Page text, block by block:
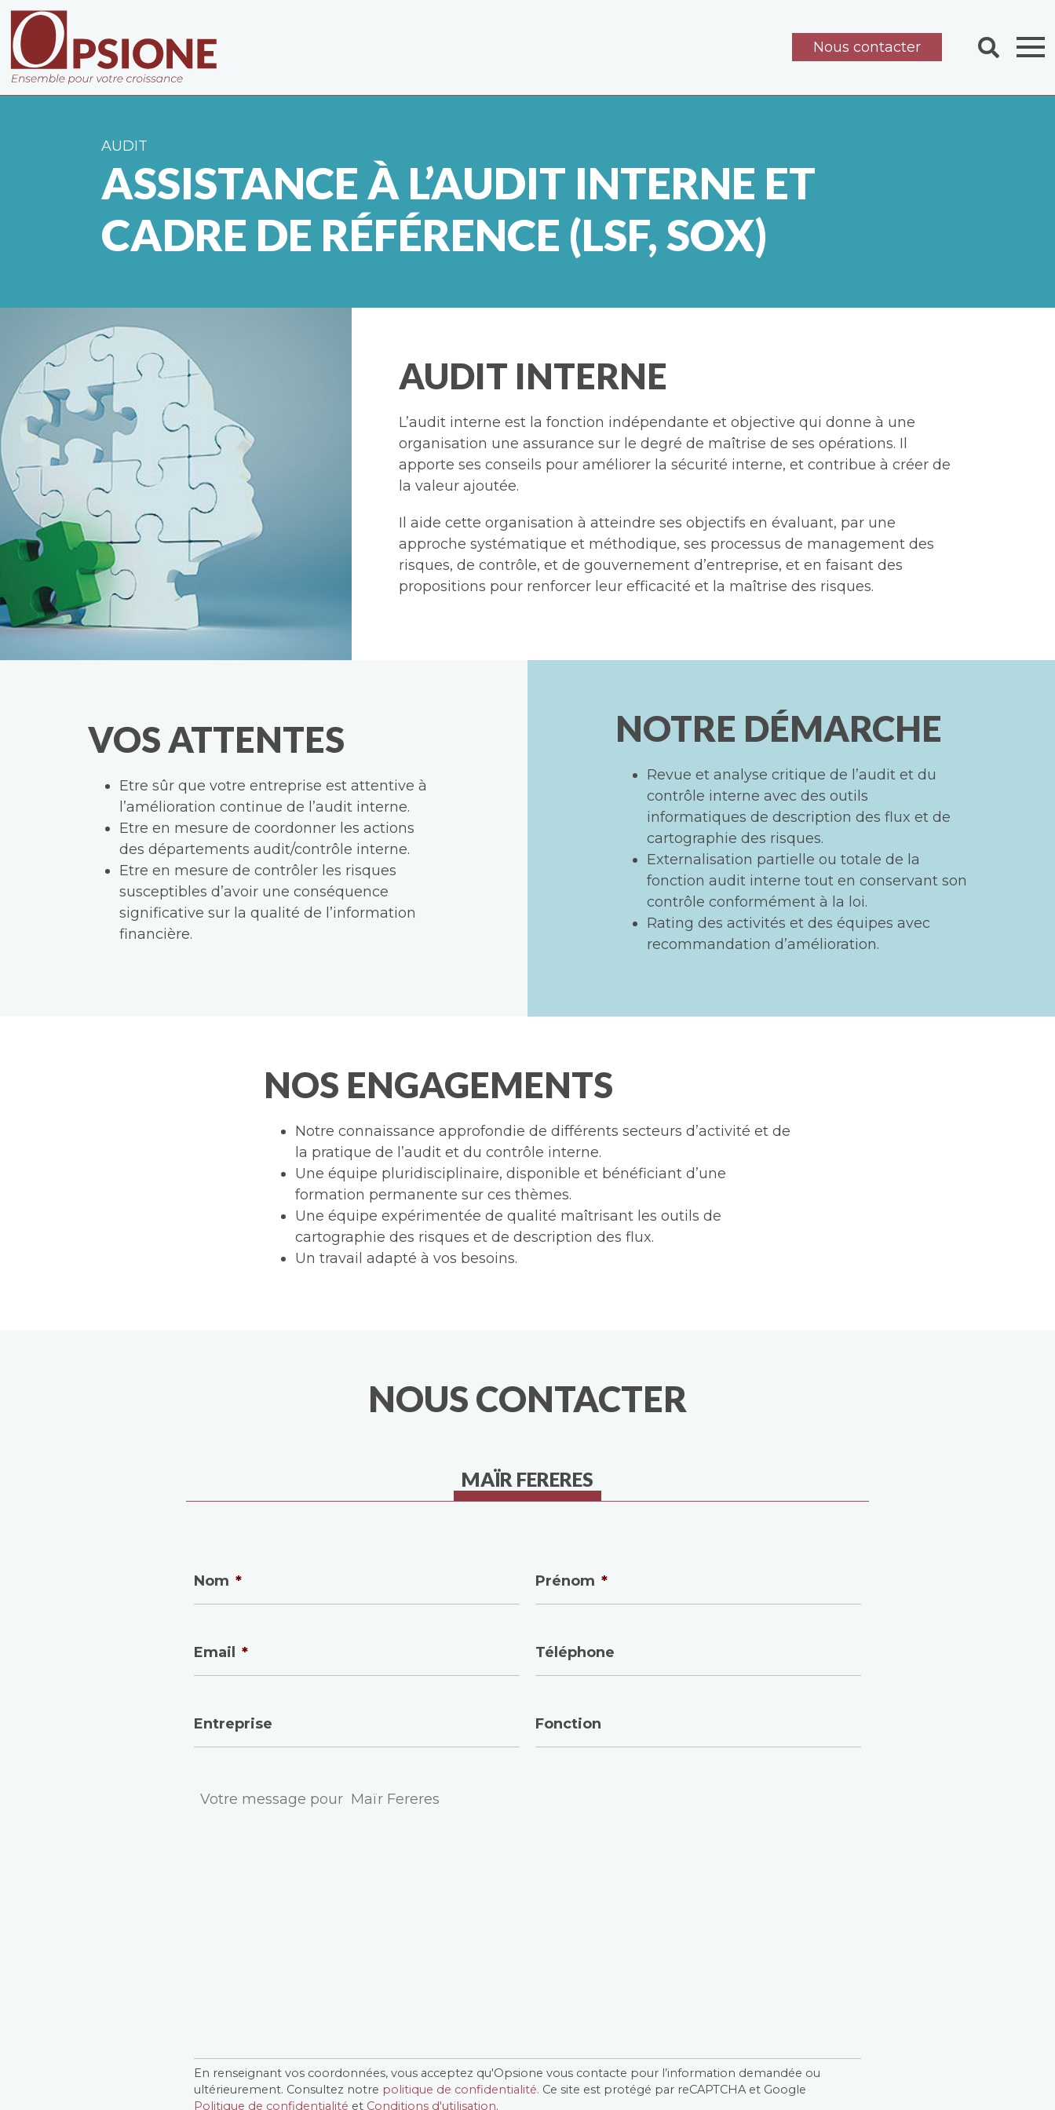
Nous contacter
AUDIT
ASSISTANCE À L’AUDIT INTERNE ET
CADRE DE RÉFÉRENCE (LSF, SOX)
AUDIT INTERNE
L’audit interne est la fonction indépendante et objective qui donne à une
organisation une assurance sur le degré de maîtrise de ses opérations. Il
apporte ses conseils pour améliorer la sécurité interne, et contribue à créer de
la valeur ajoutée.
Il aide cette organisation à atteindre ses objectifs en évaluant, par une
approche systématique et méthodique, ses processus de management des
risques, de contrôle, et de gouvernement d’entreprise, et en faisant des
propositions pour renforcer leur efficacité et la maîtrise des risques.
VOS ATTENTES
Etre sûr que votre entreprise est attentive à
l’amélioration continue de l’audit interne.
Etre en mesure de coordonner les actions
des départements audit/contrôle interne.
Etre en mesure de contrôler les risques
susceptibles d’avoir une conséquence
significative sur la qualité de l’information
financière.
NOTRE DÉMARCHE
Revue et analyse critique de l’audit et du
contrôle interne avec des outils
informatiques de description des flux et de
cartographie des risques.
Externalisation partielle ou totale de la
fonction audit interne tout en conservant son
contrôle conformément à la loi.
Rating des activités et des équipes avec
recommandation d’amélioration.
NOS ENGAGEMENTS
Notre connaissance approfondie de différents secteurs d’activité et de
la pratique de l’audit et du contrôle interne.
Une équipe pluridisciplinaire, disponible et bénéficiant d’une
formation permanente sur ces thèmes.
Une équipe expérimentée de qualité maîtrisant les outils de
cartographie des risques et de description des flux.
Un travail adapté à vos besoins.
NOUS CONTACTER
MAÏR FERERES
Nom * Prénom *
Email * Téléphone
Entreprise Fonction
Message
Confidentialité *
En renseignant vos coordonnées, vous acceptez qu'Opsione vous contacte pour l’information demandée ou
ultérieurement. Consultez notre politique de confidentialité. Ce site est protégé par reCAPTCHA et Google
Politique de confidentialité et Conditions d'utilisation.